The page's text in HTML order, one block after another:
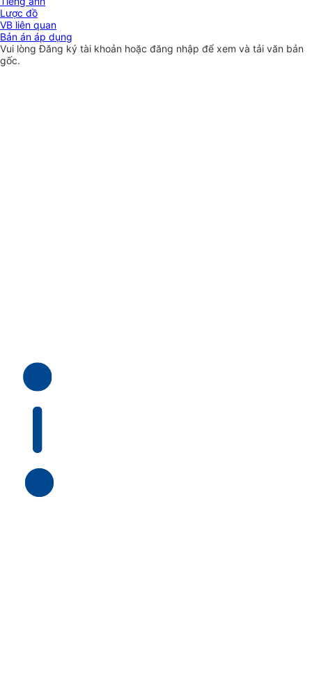
Lược đồ
VB liên quan
Bản án áp dụng
Vui lòngĐăng ký tài khoản hoặc đăng nhập để xem và tải văn bản
gốc.